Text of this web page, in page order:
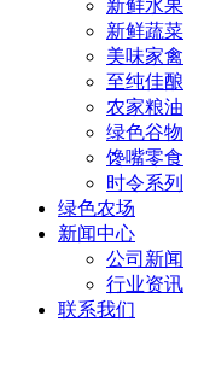
新鲜水果
新鲜蔬菜
美味家禽
至纯佳酿
农家粮油
绿色谷物
馋嘴零食
时令系列
绿色农场
新闻中心
公司新闻
行业资讯
联系我们